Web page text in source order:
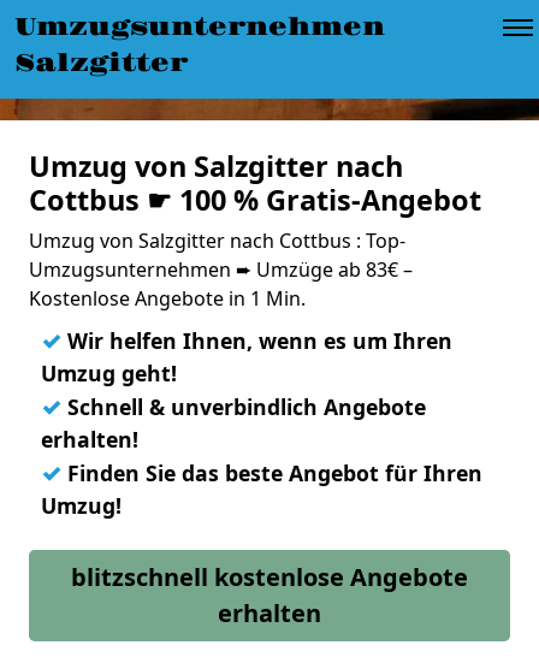
Umzugsunternehmen
Salzgitter
Umzug von Salzgitter nach
Cottbus ☛ 100 % Gratis-Angebot
Umzug von Salzgitter nach Cottbus : Top-
Umzugsunternehmen ➨ Umzüge ab 83€ –
Kostenlose Angebote in 1 Min.
✓ Wir helfen Ihnen, wenn es um Ihren
Umzug geht!
✓ Schnell & unverbindlich Angebote
erhalten!
✓ Finden Sie das beste Angebot für Ihren
Umzug!
blitzschnell kostenlose Angebote
erhalten